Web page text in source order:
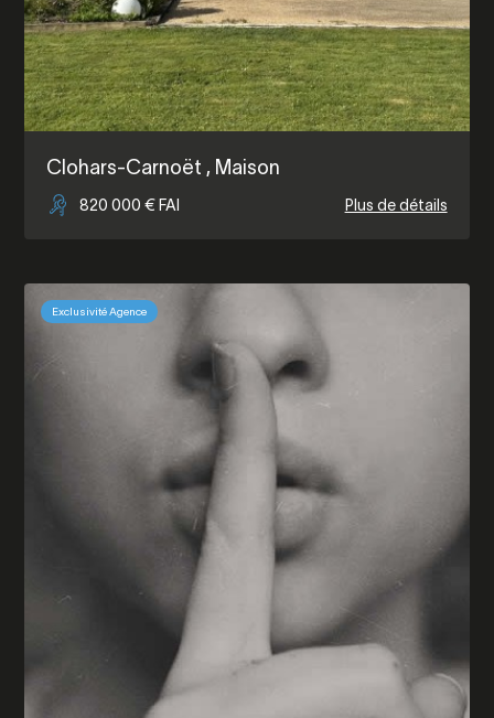
Clohars-Carnoët , Maison
820 000 € FAI Plus de détails
Exclusivité Agence